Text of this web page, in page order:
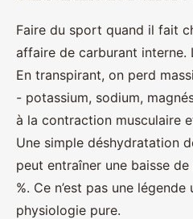
Faire du sport quand il fait
affaire de carburant interne.
En transpirant, on perd
- potassium, sodium,
à la contraction musculaire
Une simple déshydratation
peut entraîner une baisse
%. Ce n’est pas une légende
physiologie pure.